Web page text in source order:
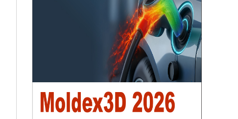
YUDO、ホットランナーシステム成形開発のデザ
イン検証および最適化にMoldex3Dの統合を実現